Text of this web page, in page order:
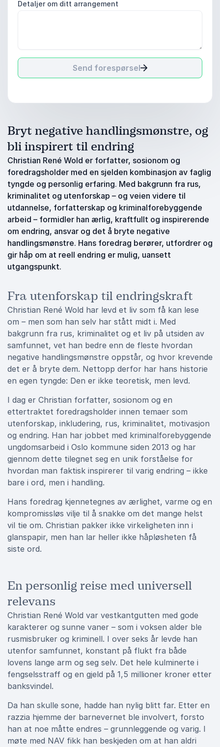
Detaljer om ditt arrangement
Send forespørsel
Bryt negative handlingsmønstre, og
bli inspirert til endring
Christian René Wold er forfatter, sosionom og
foredragsholder med en sjelden kombinasjon av faglig
tyngde og personlig erfaring. Med bakgrunn fra rus,
kriminalitet og utenforskap – og veien videre til
utdannelse, forfatterskap og kriminalforebyggende
arbeid – formidler han ærlig, kraftfullt og inspirerende
om endring, ansvar og det å bryte negative
handlingsmønstre. Hans foredrag berører, utfordrer og
gir håp om at reell endring er mulig, uansett
utgangspunkt.
Fra utenforskap til endringskraft
Christian René Wold har levd et liv som få kan lese
om – men som han selv har stått midt i. Med
bakgrunn fra rus, kriminalitet og et liv på utsiden av
samfunnet, vet han bedre enn de fleste hvordan
negative handlingsmønstre oppstår, og hvor krevende
det er å bryte dem. Nettopp derfor har hans historie
en egen tyngde: Den er ikke teoretisk, men levd.
I dag er Christian forfatter, sosionom og en
ettertraktet foredragsholder innen temaer som
utenforskap, inkludering, rus, kriminalitet, motivasjon
og endring. Han har jobbet med kriminalforebyggende
ungdomsarbeid i Oslo kommune siden 2013 og har
gjennom dette tilegnet seg en unik forståelse for
hvordan man faktisk inspirerer til varig endring – ikke
bare i ord, men i handling.
Hans foredrag kjennetegnes av ærlighet, varme og en
kompromissløs vilje til å snakke om det mange helst
vil tie om. Christian pakker ikke virkeligheten inn i
glanspapir, men han lar heller ikke håpløsheten få
siste ord.
En personlig reise med universell
relevans
Christian René Wold var vestkantgutten med gode
karakterer og sunne vaner – som i voksen alder ble
rusmisbruker og kriminell. I over seks år levde han
utenfor samfunnet, konstant på flukt fra både
lovens lange arm og seg selv. Det hele kulminerte i
fengselsstraff og en gjeld på 1,5 millioner kroner etter
banksvindel.
Da han skulle sone, hadde han nylig blitt far. Etter en
razzia hjemme der barnevernet ble involvert, forsto
han at noe måtte endres – grunnleggende og varig. I
møte med NAV fikk han beskjeden om at han aldri